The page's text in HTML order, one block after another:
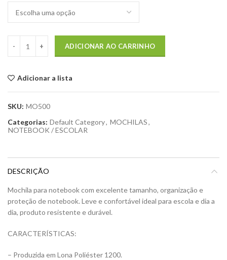
ADICIONAR AO CARRINHO
Adicionar a lista
SKU: MO500
Categorias: Default Category, MOCHILAS,
NOTEBOOK / ESCOLAR
DESCRIÇÃO
Mochila para notebook com excelente tamanho, organização e
proteção de notebook. Leve e confortável ideal para escola e dia a
dia, produto resistente e durável.
CARACTERÍSTICAS:
– Produzida em Lona Poliéster 1200.